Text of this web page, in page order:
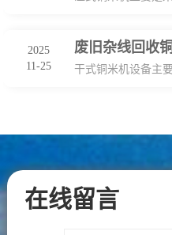
2025
11-25
废旧杂线回收
在线留言